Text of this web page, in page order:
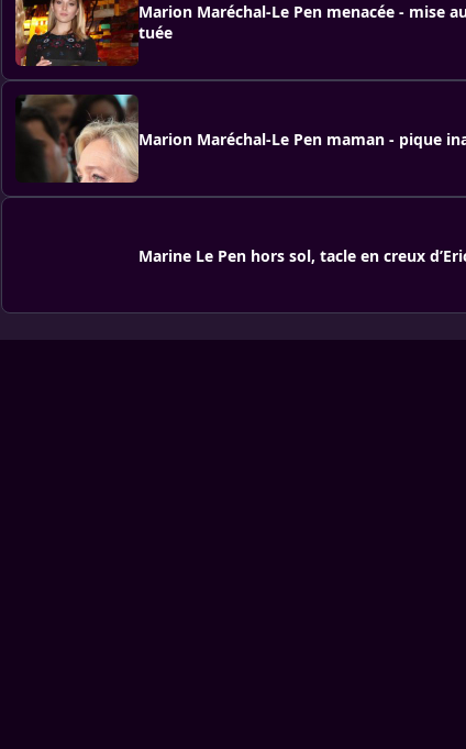
Marion Maréchal-Le Pen menacée - mise
tuée
Marion Maréchal-Le Pen maman - pique
Marine Le Pen hors sol, tacle en creux